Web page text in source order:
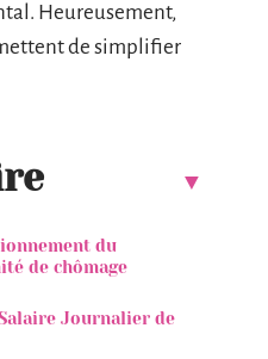
Heureusement,
de simplifier
du
de chômage
Journalier de